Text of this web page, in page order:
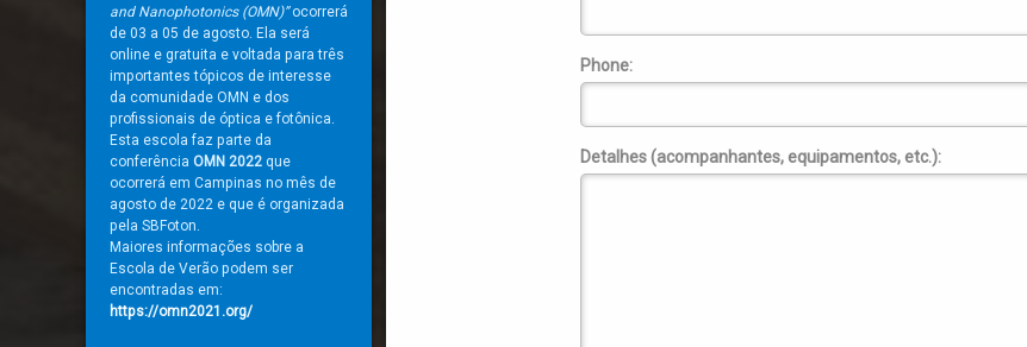
Phone:
Detalhes (acompanhantes, equipamentos, etc.):
and Nanophotonics (OMN)”ocorrerá
de 03 a 05 de agosto. Ela será
online e gratuita e voltada para três
importantes tópicos de interesse
da comunidade OMN e dos
profissionais de óptica e fotônica.
Esta escola faz parte da
conferência OMN 2022 que
ocorrerá em Campinas no mês de
agosto de 2022 e que é organizada
pela SBFoton.
Maiores informações sobre a
Escola de Verão podem ser
encontradas em:
https://omn2021.org/